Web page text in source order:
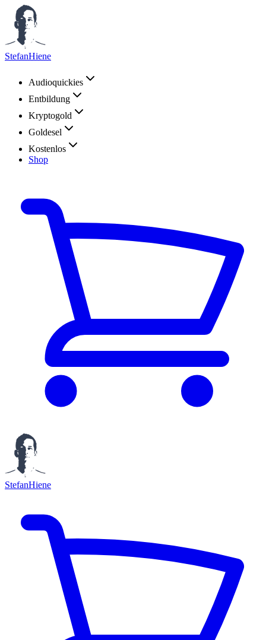
StefanHiene
Audioquickies
Entbildung
Kryptogold
Goldesel
Kostenlos
Shop
StefanHiene